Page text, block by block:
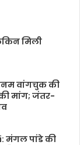
मिली
वांगचुक की
मांग; जंतर-
मंगल पांडे की